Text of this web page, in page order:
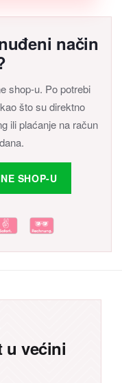
način
shop-u. Po potrebi
što su direktno
ili plaćanje na račun
SHOP-U
u većini